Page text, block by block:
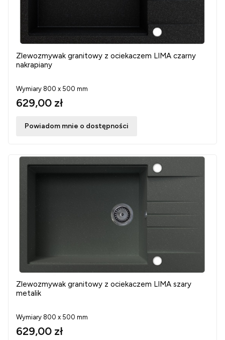
Zlewozmywak granitowy z ociekaczem LIMA czarny
nakrapiany
Wymiary 800 x 500 mm
629,00 zł
Powiadom mnie o dostępności
Zlewozmywak granitowy z ociekaczem LIMA szary
metalik
Wymiary 800 x 500 mm
629,00 zł